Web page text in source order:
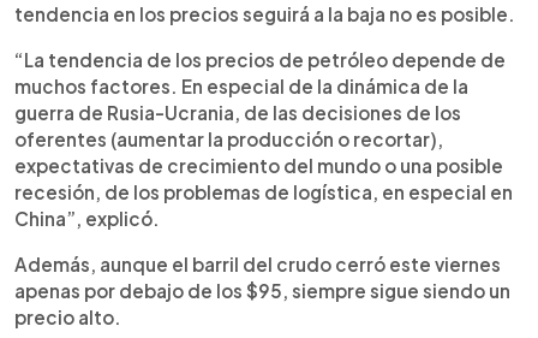
tendencia en los precios seguirá a la baja no es posible.
“La tendencia de los precios de petróleo depende de
muchos factores. En especial de la dinámica de la
guerra de Rusia-Ucrania, de las decisiones de los
oferentes (aumentar la producción o recortar),
expectativas de crecimiento del mundo o una posible
recesión, de los problemas de logística, en especial en
China”, explicó.
Además, aunque el barril del crudo cerró este viernes
apenas por debajo de los $95, siempre sigue siendo un
precio alto.